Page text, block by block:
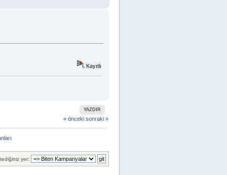
Kayıtlı
YAZDIR
« önceki sonraki »
yer: